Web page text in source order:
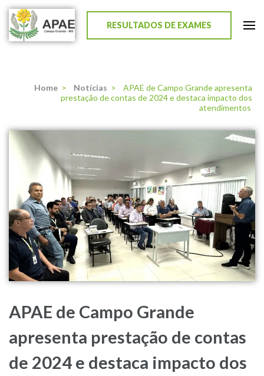
APAE de Campo Grande
RESULTADOS DE EXAMES
Home > Notícias >
APAE de Campo Grande apresenta
prestação de contas de 2024 e destaca impacto dos
atendimentos
APAE de Campo Grande
apresenta prestação de contas
de 2024 e destaca impacto dos